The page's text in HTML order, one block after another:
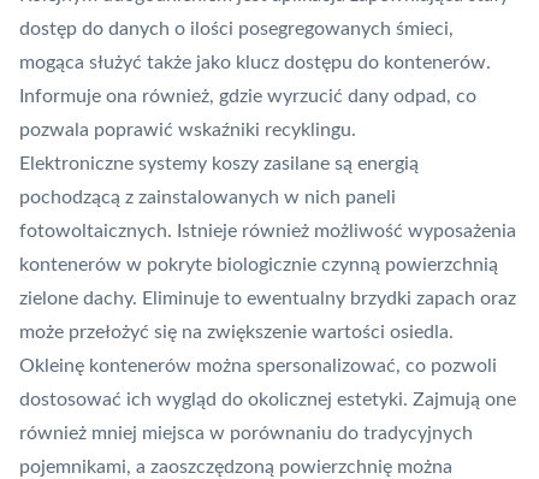
dostęp do danych o ilości posegregowanych śmieci,
mogąca służyć także jako klucz dostępu do kontenerów.
Informuje ona również, gdzie wyrzucić dany odpad, co
pozwala poprawić wskaźniki recyklingu.
Elektroniczne systemy koszy zasilane są energią
pochodzącą z zainstalowanych w nich paneli
fotowoltaicznych. Istnieje również możliwość wyposażenia
kontenerów w pokryte biologicznie czynną powierzchnią
zielone dachy. Eliminuje to ewentualny brzydki zapach oraz
może przełożyć się na zwiększenie wartości osiedla.
Okleinę kontenerów można spersonalizować, co pozwoli
dostosować ich wygląd do okolicznej estetyki. Zajmują one
również mniej miejsca w porównaniu do tradycyjnych
pojemnikami, a zaoszczędzoną powierzchnię można